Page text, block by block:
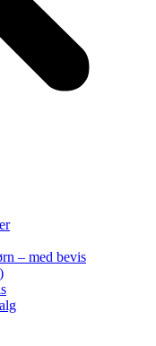
– med bevis